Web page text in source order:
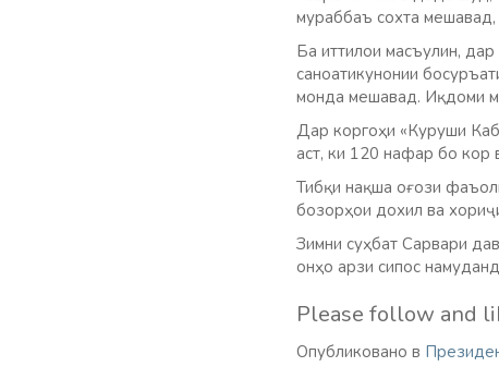
мураббаъ сохта
Ба иттилои масъулин,
саноатикунонии
монда мешавад. Иқдоми
Дар коргоҳи «Куруши
аст, ки 120 нафар бо кор
Тибқи нақша оғози
бозорҳои дохил ва
Зимни суҳбат Сарвари
онҳо арзи сипос
Please follow and
Опубликовано в